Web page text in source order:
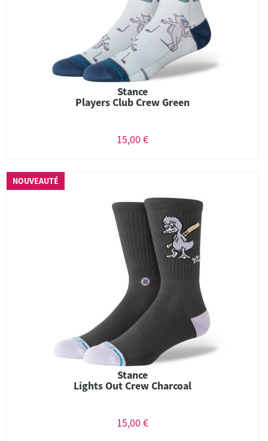
Stance
Players Club Crew Green
15,00 €
NOUVEAUTÉ
Stance
Lights Out Crew Charcoal
15,00 €